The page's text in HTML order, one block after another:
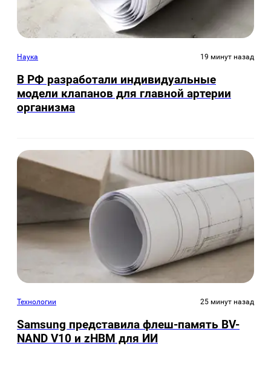
Наука 19 минут назад
В РФ разработали индивидуальные
модели клапанов для главной артерии
организма
Технологии 25 минут назад
Samsung представила флеш-память BV-
NAND V10 и zHBM для ИИ